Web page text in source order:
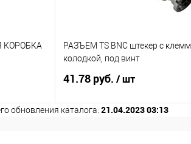
КОРОБКА
РАЗЪЕМ TS BNC штекер с
колодкой, под винт
41.78 руб. / шт
обновления каталога: 21.04.2023 03:13